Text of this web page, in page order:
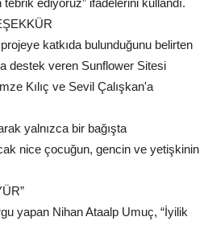
tebrik ediyoruz” ifadelerini kullandı.
katkıda bulunduğunu belirten
destek veren Sunflower Sitesi
Kılıç ve Sevil Çalışkan'a
yalnızca bir bağışta
nice çocuğun, gencin ve yetişkinin
yapan Nihan Ataalp Umuç, “İyilik